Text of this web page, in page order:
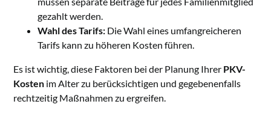
gezahlt werden.
Wahl des Tarifs: Die Wahl eines umfangreicheren
Tarifs kann zu höheren Kosten führen.
Es ist wichtig, diese Faktoren bei der Planung Ihrer PKV-
Kosten im Alter zu berücksichtigen und gegebenenfalls
rechtzeitig Maßnahmen zu ergreifen.